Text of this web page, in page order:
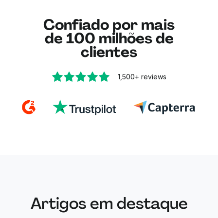
Confiado por mais
de 100 milhões de
clientes
1,500+ reviews
Artigos em destaque